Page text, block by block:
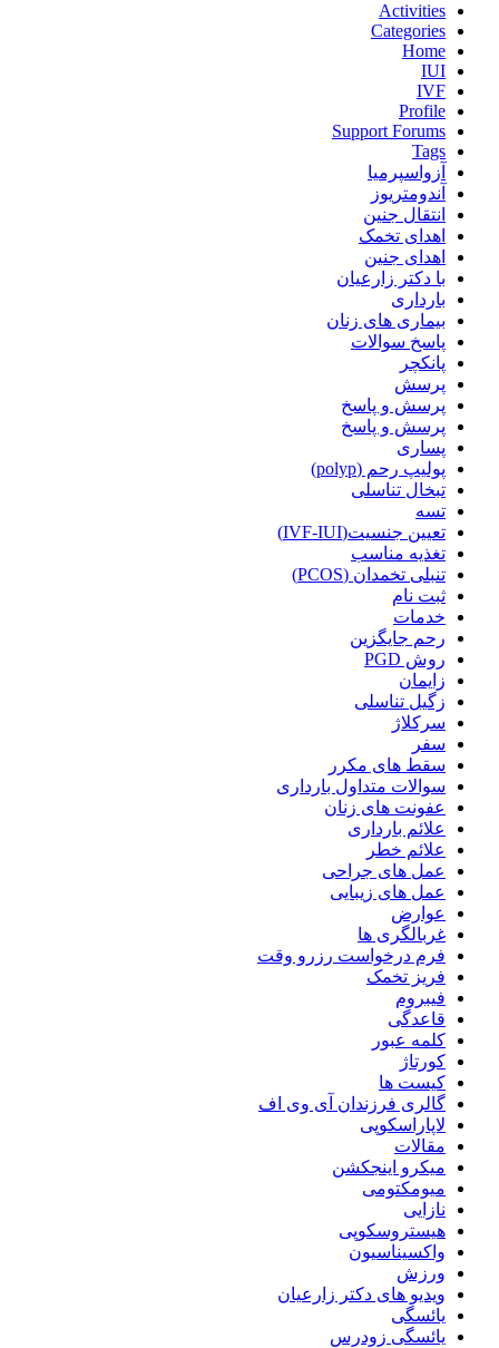
Activities
Categories
Home
IUI
IVF
Profile
Support Forums
Tags
آزواسپرمیا
آندومتریوز
انتقال جنین
اهدای تخمک
اهدای جنین
با دکتر زارعیان
بارداری
بیماری های زنان
پاسخ سوالات
پانکچر
پرسش
پرسش و پاسخ
پرسش و پاسخ
پساری
پولیپ رحم (polyp)
تبخال تناسلی
تسه
تعیین جنسیت(IVF-IUI)
تغذیه مناسب
تنبلی تخمدان (PCOS)
ثبت نام
خدمات
رحم جایگزین
روش PGD
زایمان
زگیل تناسلی
سرکلاژ
سفر
سقط های مکرر
سوالات متداول بارداری
عفونت های زنان
علائم بارداری
علائم خطر
عمل های جراحی
عمل های زیبایی
عوارض
غربالگری ها
فرم درخواست رزرو وقت
فریز تخمک
فیبروم
قاعدگی
کلمه عبور
کورتاژ
کیست ها
گالری فرزندان آی وی اف
لاپاراسکوپی
مقالات
میکرو اینجکشن
میومکتومی
نازایی
هیستروسکوپی
واکسیناسیون
ورزش
ویدیو های دکتر زارعیان
یائسگی
یائسگی زودرس